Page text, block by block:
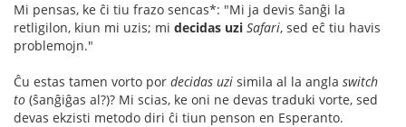
Mi pensas, ke ĉi tiu frazo sencas*: "Mi ja devis ŝanĝi la
retligilon, kiun mi uzis; mi decidas uzi Safari, sed eĉ tiu havis
problemojn."
Ĉu estas tamen vorto por decidas uzi simila al la angla switch
to (ŝanĝiĝas al?)? Mi scias, ke oni ne devas traduki vorte, sed
devas ekzisti metodo diri ĉi tiun penson en Esperanto.